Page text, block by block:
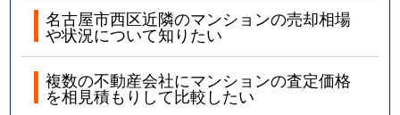
名古屋市西区近隣のマンションの売却相場
や状況について知りたい
複数の不動産会社にマンションの査定価格
を相見積もりして比較したい